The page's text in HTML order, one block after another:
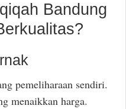
Bandung
pemeliharaan sendiri.
menaikkan harga.